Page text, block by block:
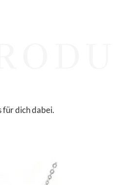
für dich dabei.